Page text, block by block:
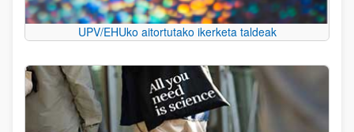
UPV/EHUko aitortutako ikerketa taldeak